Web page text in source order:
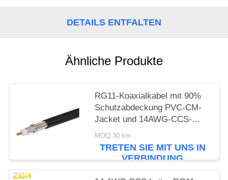
DETAILS ENTFALTEN
Ähnliche Produkte
RG11-Koaxialkabel mit 90%
Schutzabdeckung PVC-CM-
Jacket und 14AWG-CCS-
Leiter für CATV-Systeme
MOQ:30 km
TRETEN SIE MIT UNS IN
VERBINDUNG